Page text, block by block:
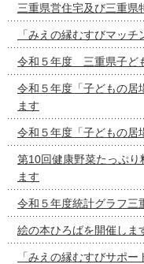
三重県営住宅及び三重県
「みえの縁むすびマッ
令和５年度 三重県子ど
令和５年度「子ども
ます
令和５年度「子どもの居
第10回健康野菜たっぷ
ます
令和５年度統計グラフ三
絵の本ひろばを開催しま
「みえの縁むすびサポー